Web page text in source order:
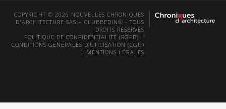
COPYRIGHT © 2026 NOUVELLES CHRONIQUES
D'ARCHITECTURE SAS + CLUBBEDIN® - TOUS
DROITS RÉSERVÉS
POLITIQUE DE CONFIDENTIALITÉ (RGPD) |
CONDITIONS GÉNÉRALES D’UTILISATION (CGU)
| MENTIONS LÉGALES